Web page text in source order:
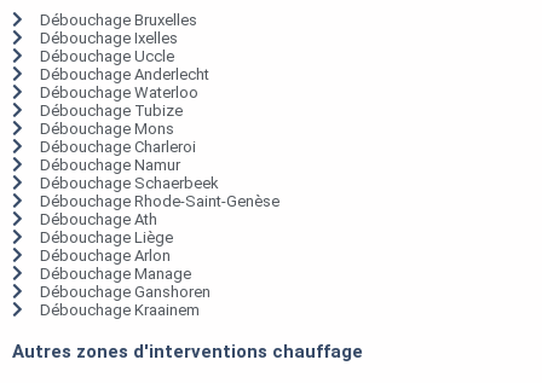
Débouchage Bruxelles
Débouchage Ixelles
Débouchage Uccle
Débouchage Anderlecht
Débouchage Waterloo
Débouchage Tubize
Débouchage Mons
Débouchage Charleroi
Débouchage Namur
Débouchage Schaerbeek
Débouchage Rhode-Saint-Genèse
Débouchage Ath
Débouchage Liège
Débouchage Arlon
Débouchage Manage
Débouchage Ganshoren
Débouchage Kraainem
Autres zones d'interventions chauffage